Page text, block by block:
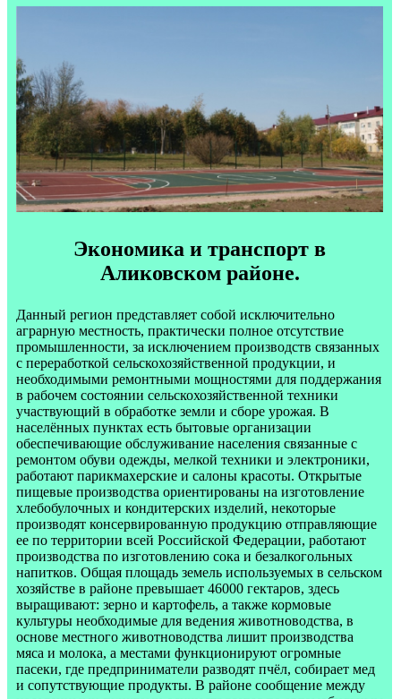
Экономика и транспорт в
Аликовском районе.
Данный регион представляет собой исключительно
аграрную местность, практически полное отсутствие
промышленности, за исключением производств связанных
с переработкой сельскохозяйственной продукции, и
необходимыми ремонтными мощностями для поддержания
в рабочем состоянии сельскохозяйственной техники
участвующий в обработке земли и сборе урожая. В
населённых пунктах есть бытовые организации
обеспечивающие обслуживание населения связанные с
ремонтом обуви одежды, мелкой техники и электроники,
работают парикмахерские и салоны красоты. Открытые
пищевые производства ориентированы на изготовление
хлебобулочных и кондитерских изделий, некоторые
производят консервированную продукцию отправляющие
ее по территории всей Российской Федерации, работают
производства по изготовлению сока и безалкогольных
напитков. Общая площадь земель используемых в сельском
хозяйстве в районе превышает 46000 гектаров, здесь
выращивают: зерно и картофель, а также кормовые
культуры необходимые для ведения животноводства, в
основе местного животноводства лишит производства
мяса и молока, а местами функционируют огромные
пасеки, где предприниматели разводят пчёл, собирает мед
и сопутствующие продукты. В районе сообщение между